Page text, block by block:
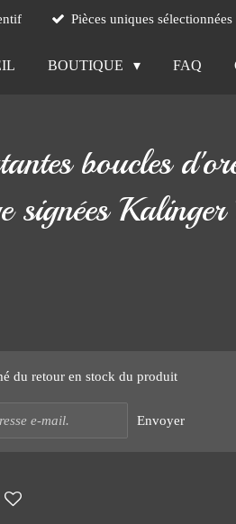
Pièces uniques sélectionnées
BOUTIQUE FAQ
boucles
signées
du retour en stock du produit
Envoyer